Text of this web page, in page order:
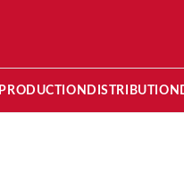
PRODUCTION DISTRIBUTION